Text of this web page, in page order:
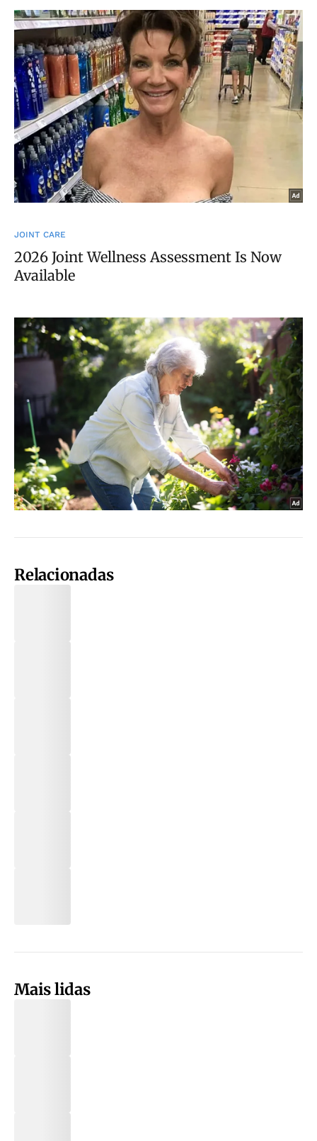
Relacionadas
Mais lidas